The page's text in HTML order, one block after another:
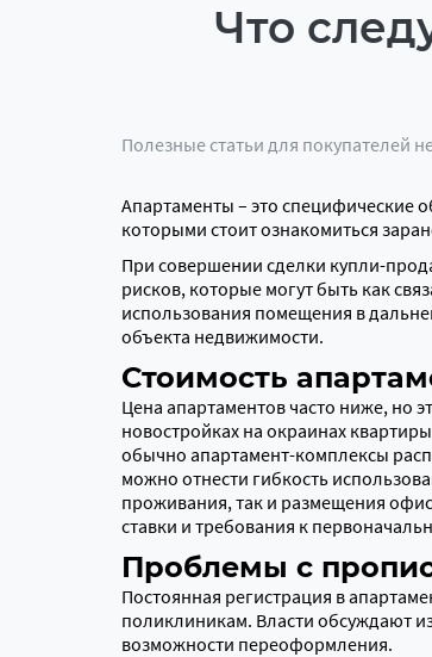
Что
Полезные статьи для покупателей
Апартаменты – это специфические
которыми стоит ознакомиться
При совершении сделки купли-
рисков, которые могут быть как
использования помещения в
объекта недвижимости.
Стоимость
Цена апартаментов часто ниже, но
новостройках на окраинах
обычно апартамент-комплексы
можно отнести гибкость
проживания, так и размещения
ставки и требования к
Проблемы с
Постоянная регистрация в
поликлиникам. Власти обсуждают
возможности переоформления.